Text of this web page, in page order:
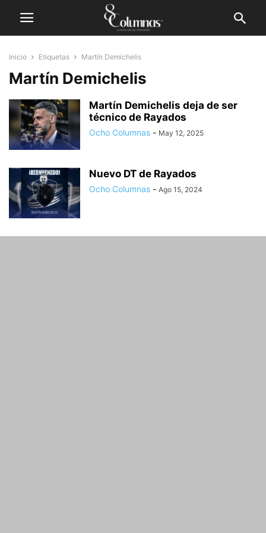
Inicio Etiquetas Martín Demichelis
Martín Demichelis
Martín Demichelis deja de ser
técnico de Rayados
Ocho Columnas - May 12, 2025
Nuevo DT de Rayados
Ocho Columnas - Ago 15, 2024